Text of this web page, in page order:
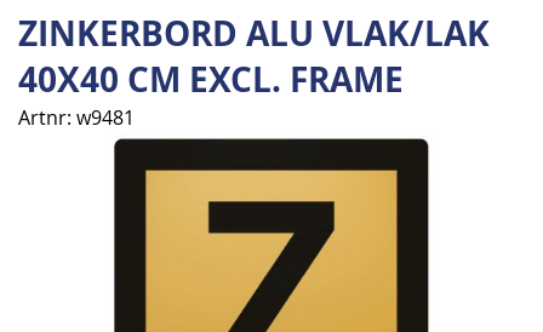
ZINKERBORD ALU VLAK/LAK
40X40 CM EXCL. FRAME
Artnr w9481